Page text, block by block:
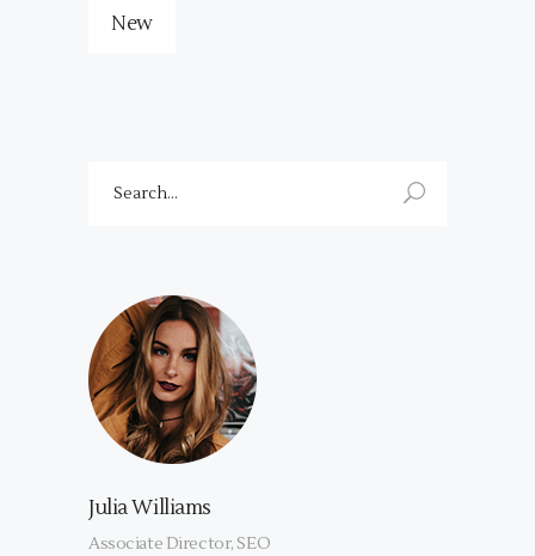
New
Julia Williams
Associate Director, SEO